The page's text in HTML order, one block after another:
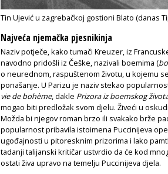
Tin Ujević u zagrebačkoj gostioni Blato (danas
Najveća njemačka pjesnikinja
Naziv potječe, kako tumači Kreuzer, iz
navodno pridošli iz Češke, nazivali boemima (
o neurednom, raspuštenom životu, u kojemu
ponašanje. U Parizu je naziv stekao
vie de bohème, dakle Prizora iz boemskog
mogao biti predložak svom djelu. Živeći u
Možda bi njegov roman brzo ili svakako brže
popularnost pribavila istoimena Puccinijeva
ugođajnosti u pitoresknim prizorima i lako
tadanji talijanski kritičar ustvrdio da će kod
ostati živa upravo na temelju Puccinijeva djela.